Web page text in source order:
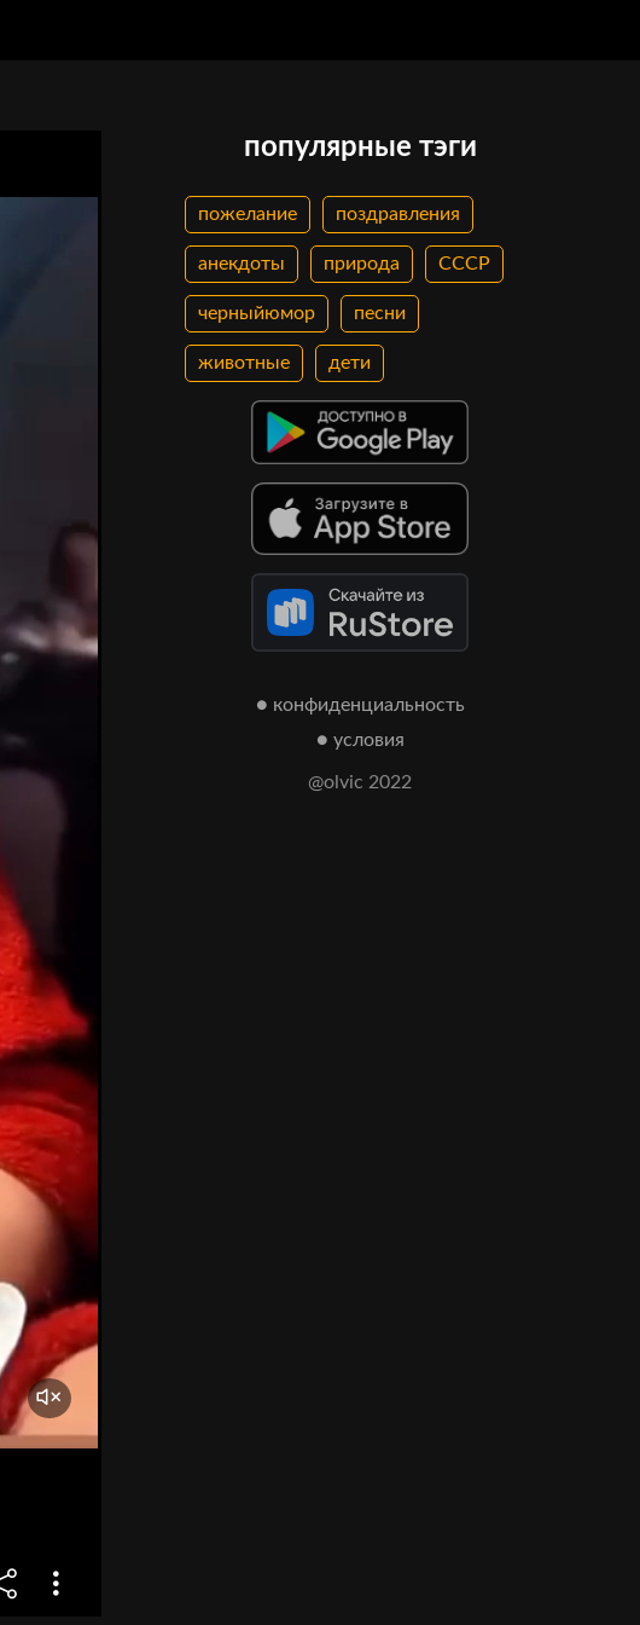
популярные тэги
пожелание поздравления
анекдоты природа СССР
черныйюмор песни
животные дети
● конфиденциальность
● условия
@olvic 2022